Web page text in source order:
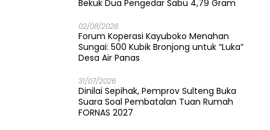
Bekuk Dua Pengedar Sabu 4,79 Gram
02/08/2026
Forum Koperasi Kayuboko Menahan
Sungai: 500 Kubik Bronjong untuk “Luka”
Desa Air Panas
31/07/2026
Dinilai Sepihak, Pemprov Sulteng Buka
Suara Soal Pembatalan Tuan Rumah
FORNAS 2027